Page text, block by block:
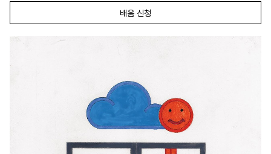
배움 신청